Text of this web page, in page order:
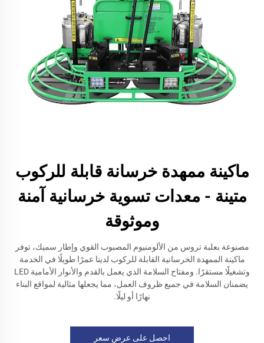
ماكينة ممهدة خرسانة قابلة للركوب
متينة - معدات تسوية خرسانية آمنة
وموثوقة
مصنوعة بعلبة تروس من الألومنيوم المصبوب القوي وإطار سميك، توفر
ماكينة الممهدة الخرسانية القابلة للركوب لدينا عمرًا طويلًا في الخدمة
وتشغيلًا مستقرًا. ومفتاح السلامة الذي يعمل بالقدم والأنوار الأمامية LED
يضمنان السلامة في جميع ظروف العمل، مما يجعلها مثالية لمواقع البناء
نهارًا أو ليلًا.
احصل على عرض سعر